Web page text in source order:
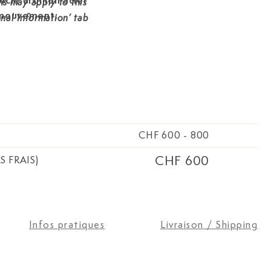
may apply to this
Information’ tab
CHF 600 - 800
FRAIS) CHF 600
Infos pratiques Livraison / Shipping